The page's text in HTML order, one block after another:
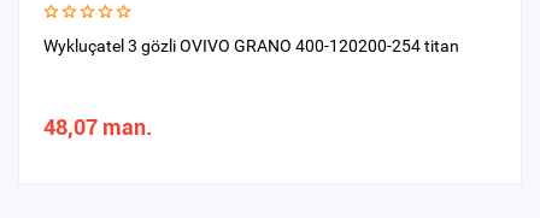
Wykluçatel 3 gözli OVIVO GRANO 400-120200-254 titan
48,07 man.